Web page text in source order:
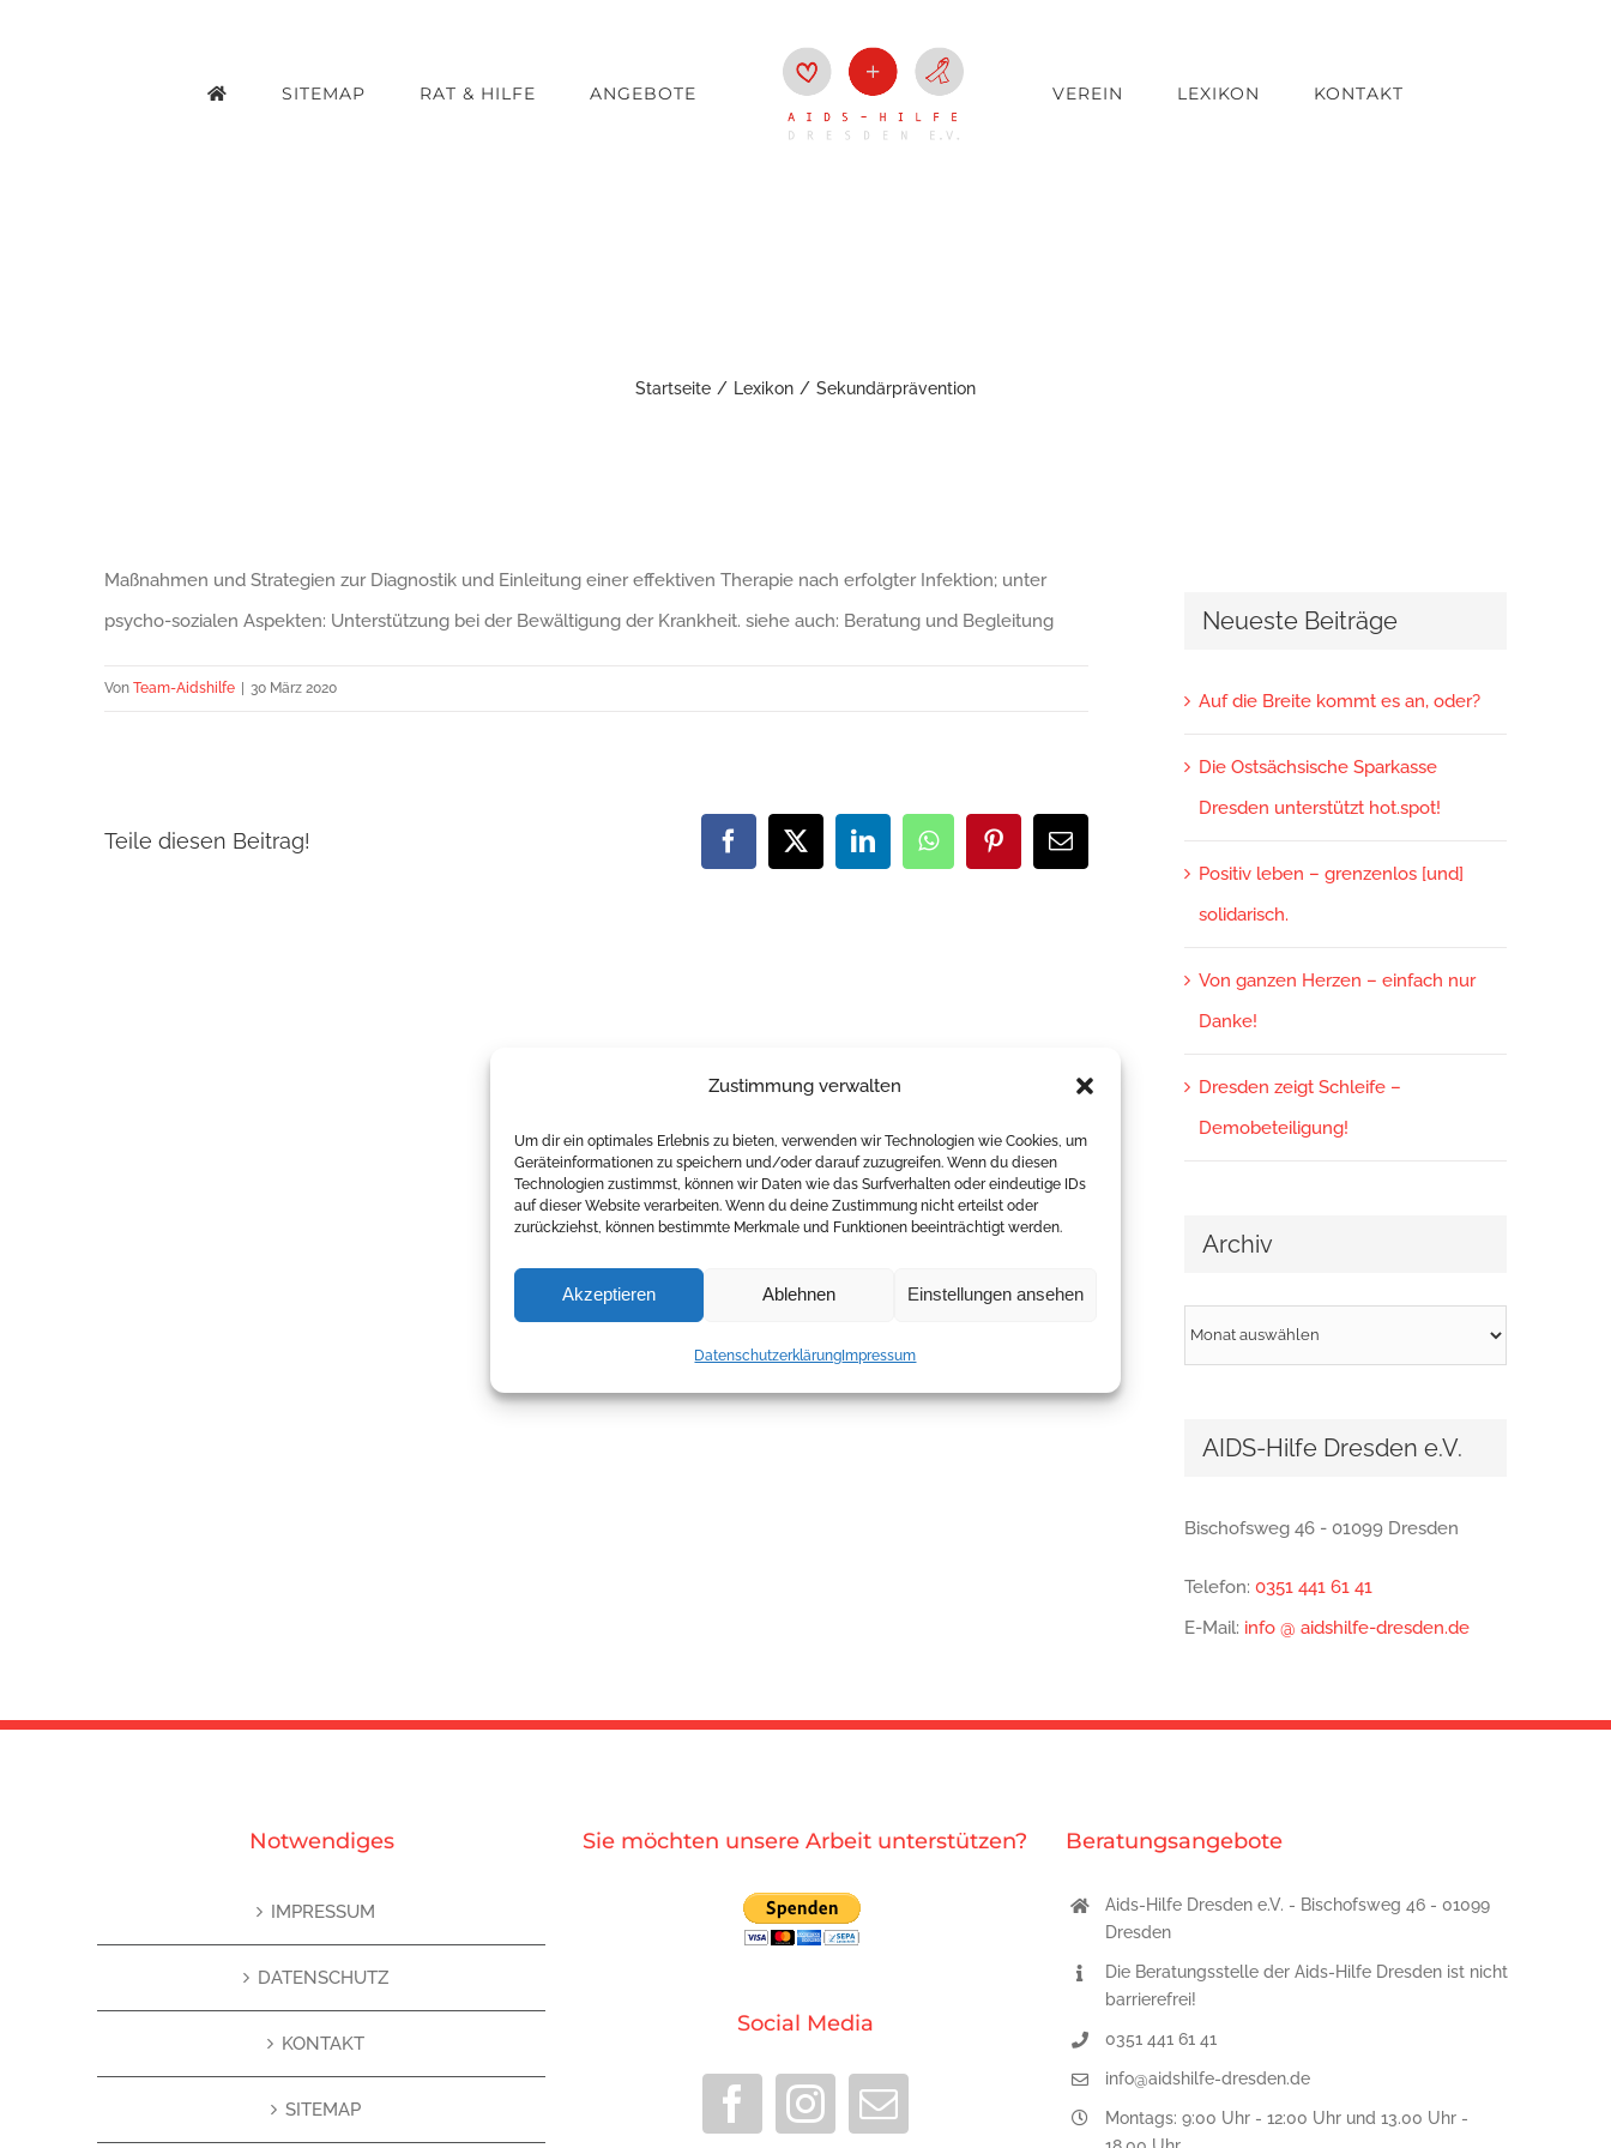
Zustimmung verwalten
Um dir ein optimales Erlebnis zu bieten, verwenden wir Technologien wie Cookies, um
Geräteinformationen zu speichern und/oder darauf zuzugreifen. Wenn du diesen
Technologien zustimmst, können wir Daten wie das Surfverhalten oder eindeutige IDs
auf dieser Website verarbeiten. Wenn du deine Zustimmung nicht erteilst oder
zurückziehst, können bestimmte Merkmale und Funktionen beeinträchtigt werden.
Akzeptieren Ablehnen Einstellungen ansehen
DatenschutzerklärungImpressum
SITEMAP RAT & HILFE ANGEBOTE VEREIN LEXIKON KONTAKT
Startseite Lexikon Sekundärprävention
Maßnahmen und Strategien zur Diagnostik und Einleitung einer effektiven Therapie nach erfolgter Infektion; unter
psycho-sozialen Aspekten: Unterstützung bei der Bewältigung der Krankheit. siehe auch: Beratung und Begleitung
Von Team-Aidshilfe 30 März 2020
Teile diesen Beitrag! Facebook
X LinkedInWhatsAppPinterest
E-
Mail
Neueste Beiträge
Auf die Breite kommt es an, oder?
Die Ostsächsische Sparkasse
Dresden unterstützt hot.spot!
Positiv leben – grenzenlos [und]
solidarisch.
Von ganzen Herzen – einfach nur
Danke!
Dresden zeigt Schleife –
Demobeteiligung!
Archiv
Archiv
AIDS-Hilfe Dresden e.V.
Bischofsweg 46 - 01099 Dresden
Telefon: 0351 441 61 41
E-Mail: info @ aidshilfe-dresden.de
Notwendiges
IMPRESSUM
DATENSCHUTZ
KONTAKT
SITEMAP
Sie möchten unsere Arbeit unterstützen?
Social Media
Beratungsangebote
Aids-Hilfe Dresden e.V. - Bischofsweg 46 - 01099
Dresden
Die Beratungsstelle der Aids-Hilfe Dresden ist nicht
barrierefrei!
0351 441 61 41
info@aidshilfe-dresden.de
Montags: 9:00 Uhr - 12:00 Uhr und 13.00 Uhr -